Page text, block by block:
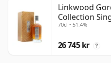
Linkwood
Collection
gammal
70cl • 51.4%
26 745 kr ?